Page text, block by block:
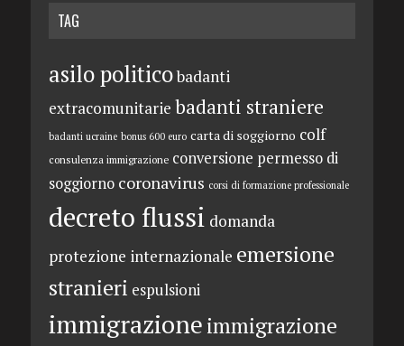
TAG
asilo politicobadanti
extracomunitarie badanti straniere
badanti ucraine bonus 600 euro carta di soggiorno colf
consulenza immigrazione conversione permesso di
soggiorno coronavirus corsi di formazione professionale
decreto flussi domanda
protezione internazionale emersione
stranieri espulsioni
immigrazioneimmigrazione